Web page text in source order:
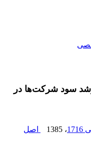
سود شرکت‌ها در
، 1385
اصل